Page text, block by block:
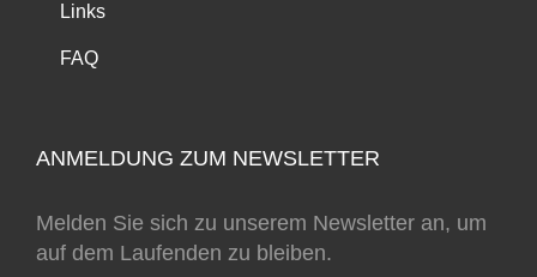
Links
FAQ
ANMELDUNG ZUM NEWSLETTER
Melden Sie sich zu unserem Newsletter an, um
auf dem Laufenden zu bleiben.